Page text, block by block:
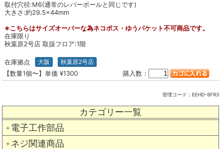
カテゴリー一覧
＋ 電子工作部品
＋ ネジ関連商品
取付穴径:M6(通常のレバーボールと同じです)
大きさ:約29.5×44mm
※こちらはサイズオーバーな為ネコポス・ゆうパケット不可商品です。
在庫限り
秋葉原2号店 取扱フロア:1階
在庫拠点 大阪 秋葉原2号店
【数量1個〜】単価 ¥1300 購入数：
管理コード： EEHD-6FR3